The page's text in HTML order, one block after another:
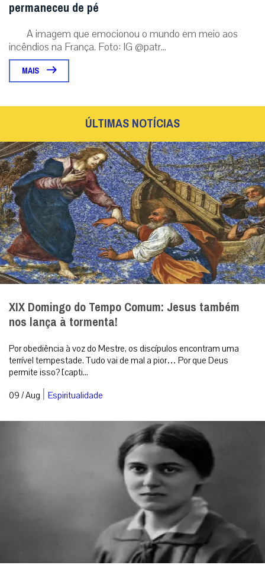
permaneceu de pé
A imagem que emocionou o mundo em meio aos
incêndios na França. Foto: IG @patr...
MAIS
ÚLTIMAS NOTÍCIAS
XIX Domingo do Tempo Comum: Jesus também
nos lança à tormenta!
Por obediência à voz do Mestre, os discípulos encontram uma
terrível tempestade. Tudo vai de mal a pior… Por que Deus
permite isso? [capti...
09 / Aug | Espiritualidade